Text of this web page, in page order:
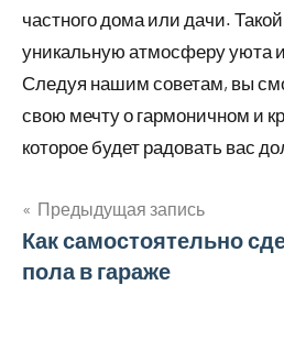
частного дома или дачи.
уникальную атмосферу уюта
Следуя нашим советам, вы
свою мечту о гармоничном и
которое будет радовать вас
Навигация
по
Предыдущая запись
Как самостоятельно
пола в гараже